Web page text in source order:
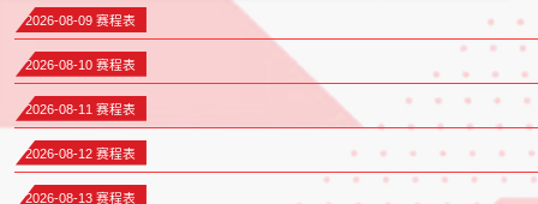
2026-08-09 赛程表
2026-08-10 赛程表
2026-08-11 赛程表
2026-08-12 赛程表
2026-08-13 赛程表